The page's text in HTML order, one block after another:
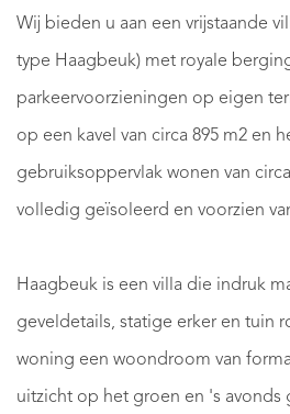
Wij bieden u aan een vrijstaande
type Haagbeuk) met royale
parkeervoorzieningen op eigen
op een kavel van circa 895 m2 en
gebruiksoppervlak wonen van
volledig geïsoleerd en voorzien
Haagbeuk is een villa die indruk
geveldetails, statige erker en tuin
woning een woondroom van
uitzicht op het groen en 's avonds